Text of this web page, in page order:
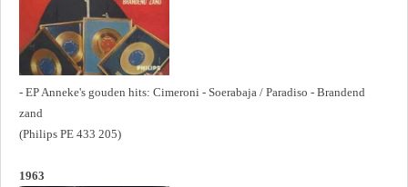
- EP Anneke's gouden hits: Cimeroni - Soerabaja / Paradiso - Brandend
zand
(Philips PE 433 205)
1963